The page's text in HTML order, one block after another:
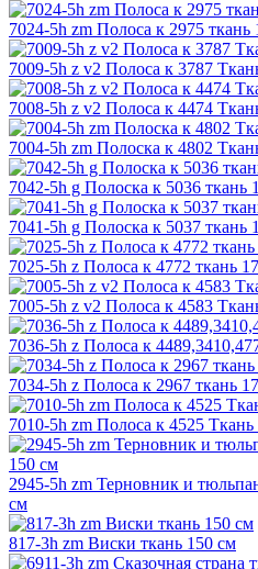
7024-5h zm Полоса к 2975 ткань
7009-5h z v2 Полоса к 3787
7008-5h z v2 Полоса к 4474
7004-5h zm Полоска к 4802
7042-5h g Полоска к 5036 ткань
7041-5h g Полоска к 5037 ткань
7025-5h z Полоса к 4772 ткань
7005-5h z v2 Полоса к 4583
7036-5h z Полоса к
7034-5h z Полоса к 2967 ткань
7010-5h zm Полоса к 4525
2945-5h zm Терновник и
см
817-3h zm Виски ткань 150 см